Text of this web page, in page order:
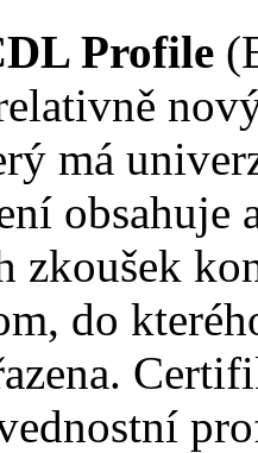
Profile
má
obsahuje
zkoušek
do